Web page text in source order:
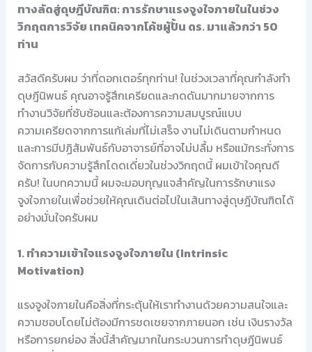
ทางลัดสู่ดุษฎีบัณฑิต: การรักษาแรงจูงใจภายในในช่วง
วิกฤตการวิจัย เทคนิคจากโค้ชผู้ปั้น ดร. มาแล้วกว่า 50
ท่าน
สวัสดีครับผม ว่าที่ดอกเตอร์ทุกท่าน! ในช่วงเวลาที่คุณกำลังทำ
ดุษฎีนิพนธ์ คุณอาจรู้สึกเครียดและกดดันมากมายจากการ
ทำงานวิจัยที่ซับซ้อนและต้องการความสมบูรณ์แบบ
ความเครียดจากการแก้เล่มที่ไม่เสร็จ งานไม่เดินตามกำหนด
และการมีปฏิสัมพันธ์กับอาจารย์ที่อาจไม่ปลื้ม หรือแม้กระทั่งการ
จัดการกับความรู้สึกโดดเดี่ยวในช่วงวิกฤตนี้ ผมเข้าใจคุณดี
ครับ! ในบทความนี้ ผมจะมอบกุญแจสำคัญในการรักษาแรง
จูงใจภายในเพื่อช่วยให้คุณเดินต่อไปในเส้นทางสู่ดุษฎีบัณฑิตได้
อย่างมั่นใจครับผม
1. ทำความเข้าใจแรงจูงใจภายใน (Intrinsic
Motivation)
แรงจูงใจภายในคือสิ่งที่กระตุ้นให้เราทำงานด้วยความสนใจและ
ความชอบโดยไม่ต้องมีการชดเชยจากภายนอก เช่น เงินรางวัล
หรือการยกย่อง สิ่งนี้สำคัญมากในกระบวนการทำดุษฎีนิพนธ์